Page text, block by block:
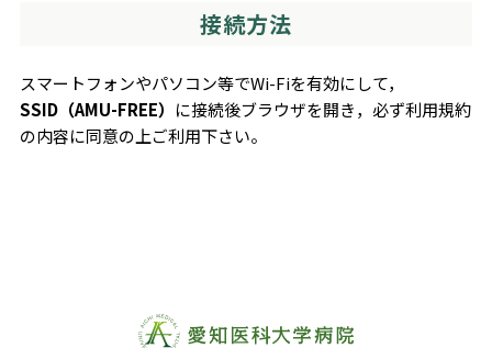
接続方法
スマートフォンやパソコン等でWi-Fiを有効にして，
SSID（AMU-FREE） に接続後ブラウザを開き，必ず利用規約
の内容に同意の上ご利用下さい。